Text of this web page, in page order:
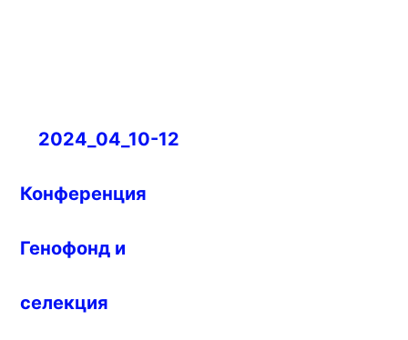
Навигация
записям
2024_04_10-12
Конференция
Генофонд и
селекция